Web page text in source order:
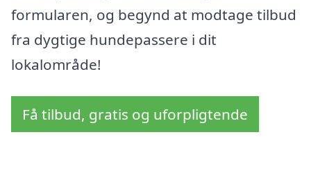
formularen, og begynd at modtage tilbud
fra dygtige hundepassere i dit
lokalområde!
Få tilbud, gratis og uforpligtende